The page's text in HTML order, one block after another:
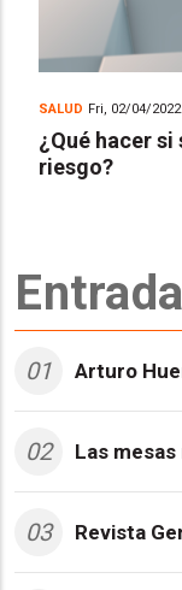
SALUD Fri, 02/04/
¿Qué hacer
riesgo?
01 Arturo
02 Las
03 Revista